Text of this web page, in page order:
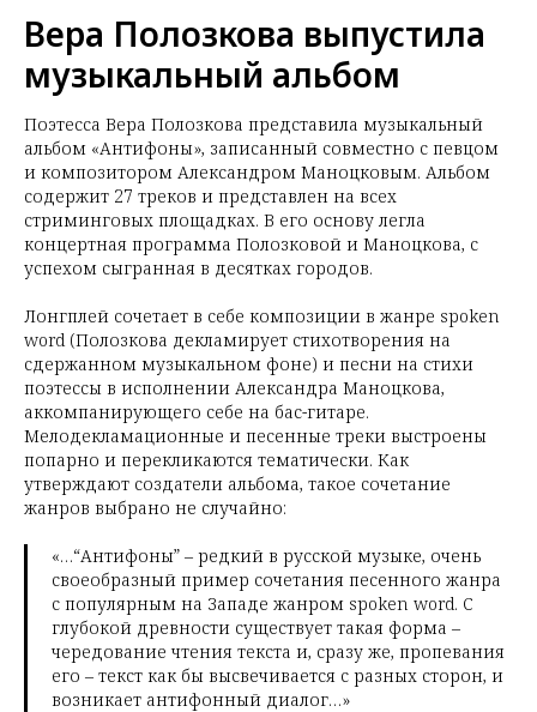
Вера Полозкова выпустила
музыкальный альбом
Поэтесса Вера Полозкова представила музыкальный
альбом «Антифоны», записанный совместно с певцом
и композитором Александром Маноцковым. Альбом
содержит 27 треков и представлен на всех
стриминговых площадках. В его основу легла
концертная программа Полозковой и Маноцкова, с
успехом сыгранная в десятках городов.
Лонгплей сочетает в себе композиции в жанре spoken
word (Полозкова декламирует стихотворения на
сдержанном музыкальном фоне) и песни на стихи
поэтессы в исполнении Александра Маноцкова,
аккомпанирующего себе на бас-гитаре.
Мелодекламационные и песенные треки выстроены
попарно и перекликаются тематически. Как
утверждают создатели альбома, такое сочетание
жанров выбрано не случайно:
«…“Антифоны” – редкий в русской музыке, очень
своеобразный пример сочетания песенного жанра
с популярным на Западе жанром spoken word. С
глубокой древности существует такая форма –
чередование чтения текста и, сразу же, пропевания
его – текст как бы высвечивается с разных сторон, и
возникает антифонный диалог…»